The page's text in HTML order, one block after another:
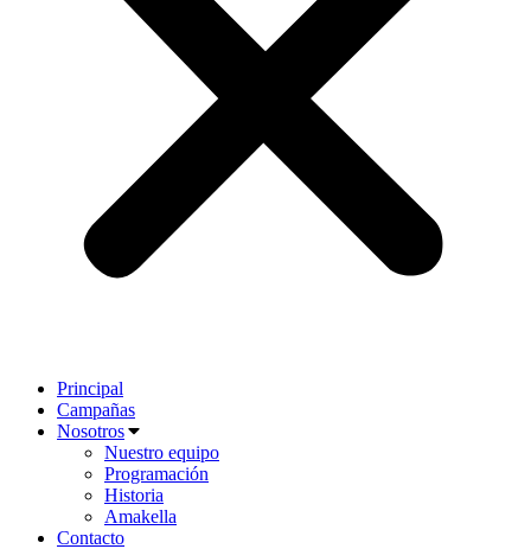
Principal
Campañas
Nosotros
Nuestro equipo
Programación
Historia
Amakella
Contacto